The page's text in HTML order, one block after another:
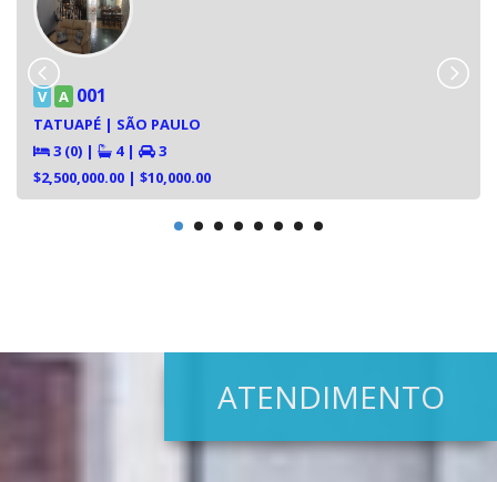
V A 001
TATUAPÉ | SÃO PAULO
3 (0) | 4 |
3
$2,500,000.00 | $10,000.00
ATENDIMENTO